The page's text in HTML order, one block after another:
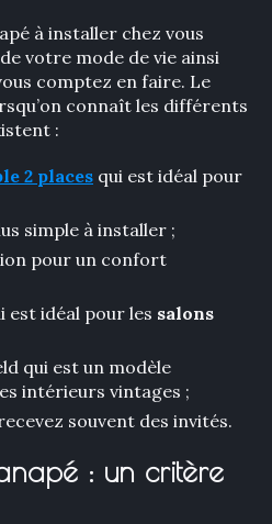
à installer chez vous
votre mode de vie ainsi
comptez en faire. Le
connaît les différents
:
2 places qui est idéal pour
simple à installer ;
pour un confort
est idéal pour les salons
qui est un modèle
intérieurs vintages ;
souvent des invités.
: un critère